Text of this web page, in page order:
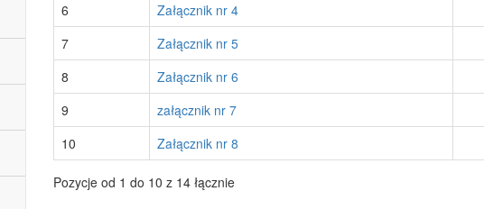
6 Załącznik nr 4
7 Załącznik nr 5
8 Załącznik nr 6
9 załącznik nr 7
10 Załącznik nr 8
Pozycje od 1 do 10 z 14 łącznie